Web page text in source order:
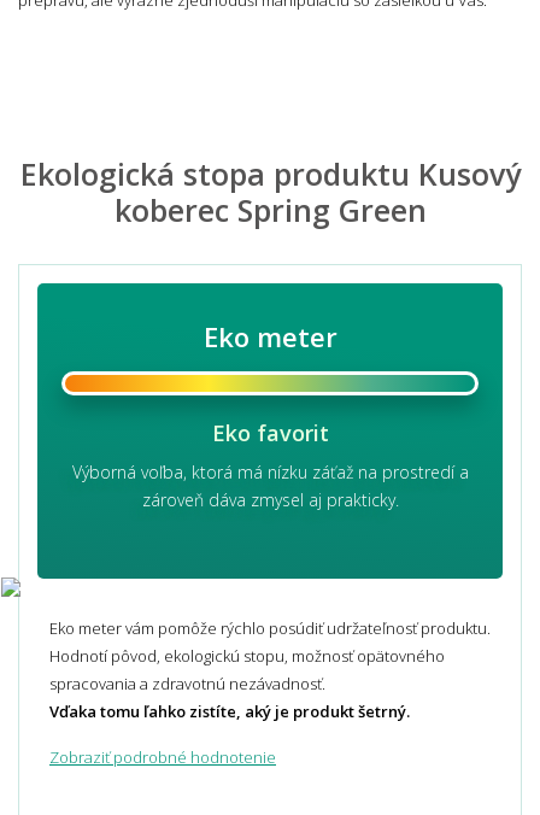
Ekologická stopa produktu Kusový
koberec Spring Green
Eko meter
Eko favorit
Výborná voľba, ktorá má nízku záťaž na prostredí a
zároveň dáva zmysel aj prakticky.
Eko meter vám pomôže rýchlo posúdiť udržateľnosť produktu.
Hodnotí pôvod, ekologickú stopu, možnosť opätovného
spracovania a zdravotnú nezávadnosť.
Vďaka tomu ľahko zistíte, aký je produkt šetrný.
Zobraziť podrobné hodnotenie